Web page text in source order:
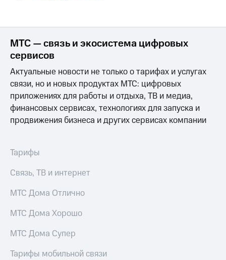
МТС — связь и экосистема цифровых
сервисов
Актуальные новости не только о тарифах и услугах
связи, но и новых продуктах МТС: цифровых
приложениях для работы и отдыха, ТВ и медиа,
финансовых сервисах, технологиях для запуска и
продвижения бизнеса и других сервисах компании
Тарифы
Связь, ТВ и интернет
МТС Дома Отлично
МТС Дома Хорошо
МТС Дома Супер
Тарифы мобильной связи